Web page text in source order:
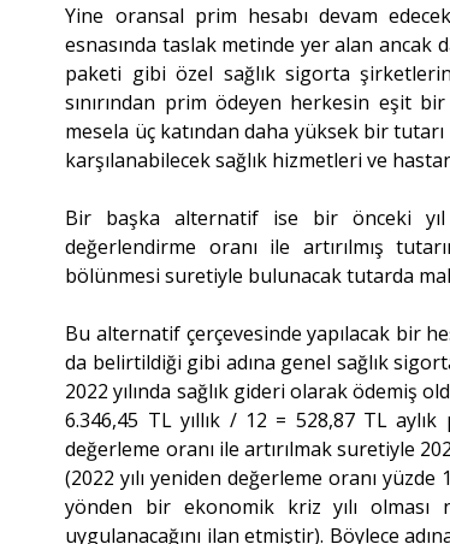
Yine oransal prim hesabı devam
esnasında taslak metinde yer alan ancak
paketi gibi özel sağlık sigorta
sınırından prim ödeyen herkesin eşit
mesela üç katından daha yüksek bir
karşılanabilecek sağlık hizmetleri ve
Bir başka alternatif ise bir önceki yıl
değerlendirme oranı ile artırılmış
bölünmesi suretiyle bulunacak tutarda
Bu alternatif çerçevesinde yapılacak bir
da belirtildiği gibi adına genel sağlık
2022 yılında sağlık gideri olarak ödemiş
6.346,45 TL yıllık / 12 = 528,87 TL
değerleme oranı ile artırılmak suretiyle
(2022 yılı yeniden değerleme oranı
yönden bir ekonomik kriz yılı
uygulanacağını ilan etmiştir). Böylece